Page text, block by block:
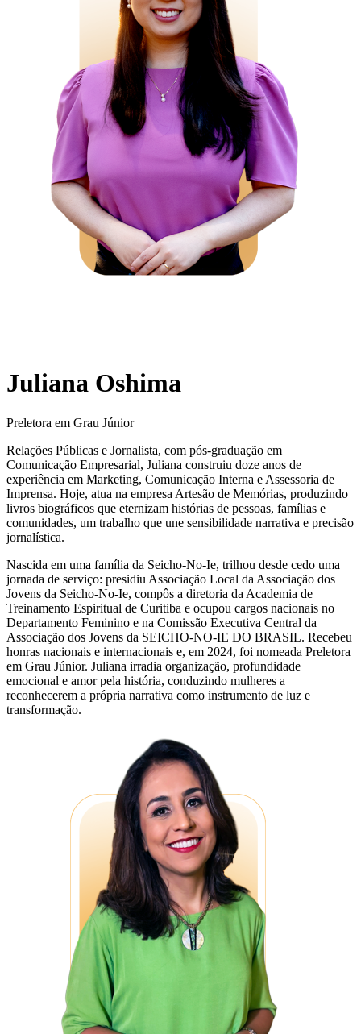
Juliana Oshima
Preletora em Grau Júnior
Relações Públicas e Jornalista, com pós-graduação em
Comunicação Empresarial, Juliana construiu doze anos de
experiência em Marketing, Comunicação Interna e Assessoria de
Imprensa. Hoje, atua na empresa Artesão de Memórias, produzindo
livros biográficos que eternizam histórias de pessoas, famílias e
comunidades, um trabalho que une sensibilidade narrativa e precisão
jornalística.
Nascida em uma família da Seicho-No-Ie, trilhou desde cedo uma
jornada de serviço: presidiu Associação Local da Associação dos
Jovens da Seicho-No-Ie, compôs a diretoria da Academia de
Treinamento Espiritual de Curitiba e ocupou cargos nacionais no
Departamento Feminino e na Comissão Executiva Central da
Associação dos Jovens da SEICHO-NO-IE DO BRASIL. Recebeu
honras nacionais e internacionais e, em 2024, foi nomeada Preletora
em Grau Júnior. Juliana irradia organização, profundidade
emocional e amor pela história, conduzindo mulheres a
reconhecerem a própria narrativa como instrumento de luz e
transformação.